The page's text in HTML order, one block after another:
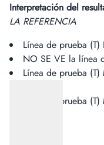
Interpretación del
LA REFERENCIA
Línea de prueba
NO SE VE la línea
Línea de prueba
Línea de prueba